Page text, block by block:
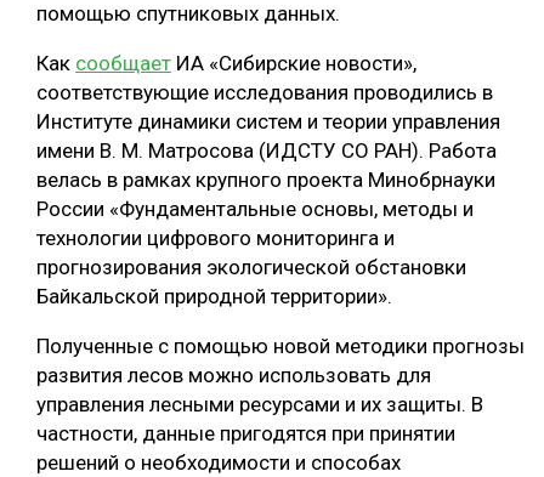
ДЕРЕВЯННОЕ ДОМОСТРОЕНИЕ
БЕЗОПАСНОЕ ПРОИЗВОДСТВО
СОРТИРОВКА ДРЕВЕСИНЫ
МЕБЕЛЬНОЕ ПРОИЗВОДСТВО
помощью спутниковых данных.
Как сообщает ИА «Сибирские новости»,
соответствующие исследования проводились в
Институте динамики систем и теории управления
имени В. М. Матросова (ИДСТУ СО РАН). Работа
велась в рамках крупного проекта Минобрнауки
России «Фундаментальные основы, методы и
технологии цифрового мониторинга и
прогнозирования экологической обстановки
Байкальской природной территории».
Полученные с помощью новой методики прогнозы
развития лесов можно использовать для
управления лесными ресурсами и их защиты. В
частности, данные пригодятся при принятии
решений о необходимости и способах